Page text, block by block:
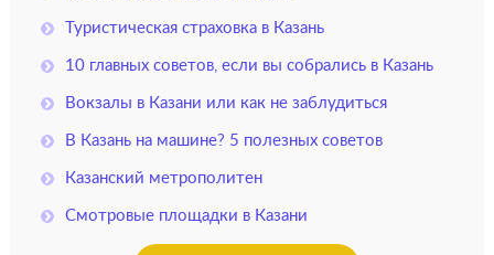
Туристическая страховка в Казань
10 главных советов, если вы собрались в Казань
Вокзалы в Казани или как не заблудиться
В Казань на машине? 5 полезных советов
Казанский метрополитен
Смотровые площадки в Казани